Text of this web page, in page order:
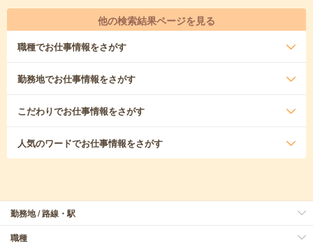
他の検索結果ページを見る
職種でお仕事情報をさがす
勤務地でお仕事情報をさがす
こだわりでお仕事情報をさがす
人気のワードでお仕事情報をさがす
勤務地 / 路線・駅
職種